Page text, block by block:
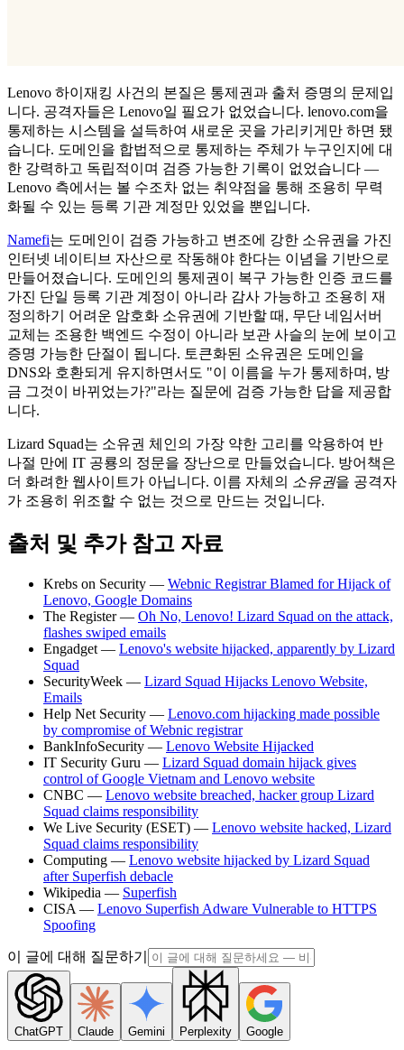
Lenovo 하이재킹 사건의 본질은 통제권과 출처 증명의 문제입
니다. 공격자들은 Lenovo일 필요가 없었습니다. lenovo.com을
통제하는 시스템을 설득하여 새로운 곳을 가리키게만 하면 됐
습니다. 도메인을 합법적으로 통제하는 주체가 누구인지에 대
한 강력하고 독립적이며 검증 가능한 기록이 없었습니다 —
Lenovo 측에서는 볼 수조차 없는 취약점을 통해 조용히 무력
화될 수 있는 등록 기관 계정만 있었을 뿐입니다.
Namefi는 도메인이 검증 가능하고 변조에 강한 소유권을 가진
인터넷 네이티브 자산으로 작동해야 한다는 이념을 기반으로
만들어졌습니다. 도메인의 통제권이 복구 가능한 인증 코드를
가진 단일 등록 기관 계정이 아니라 감사 가능하고 조용히 재
정의하기 어려운 암호화 소유권에 기반할 때, 무단 네임서버
교체는 조용한 백엔드 수정이 아니라 보관 사슬의 눈에 보이고
증명 가능한 단절이 됩니다. 토큰화된 소유권은 도메인을
DNS와 호환되게 유지하면서도 "이 이름을 누가 통제하며, 방
금 그것이 바뀌었는가?"라는 질문에 검증 가능한 답을 제공합
니다.
Lizard Squad는 소유권 체인의 가장 약한 고리를 악용하여 반
나절 만에 IT 공룡의 정문을 장난으로 만들었습니다. 방어책은
더 화려한 웹사이트가 아닙니다. 이름 자체의 소유권을 공격자
가 조용히 위조할 수 없는 것으로 만드는 것입니다.
출처 및 추가 참고 자료
Krebs on Security — Webnic Registrar Blamed for Hijack of
Lenovo, Google Domains
The Register — Oh No, Lenovo! Lizard Squad on the attack,
flashes swiped emails
Engadget — Lenovo's website hijacked, apparently by Lizard
Squad
SecurityWeek — Lizard Squad Hijacks Lenovo Website,
Emails
Help Net Security — Lenovo.com hijacking made possible
by compromise of Webnic registrar
BankInfoSecurity — Lenovo Website Hijacked
IT Security Guru — Lizard Squad domain hijack gives
control of Google Vietnam and Lenovo website
CNBC — Lenovo website breached, hacker group Lizard
Squad claims responsibility
We Live Security (ESET) — Lenovo website hacked, Lizard
Squad claims responsibility
Computing — Lenovo website hijacked by Lizard Squad
after Superfish debacle
Wikipedia — Superfish
CISA — Lenovo Superfish Adware Vulnerable to HTTPS
Spoofing
이 글에 대해 질문하기
ChatGPT Claude Gemini Perplexity Google